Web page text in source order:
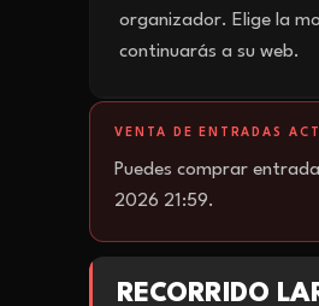
organizador. Elige la
continuarás a su web.
VENTA DE ENTRADAS
Puedes comprar
2026 21:59.
RECORRIDO